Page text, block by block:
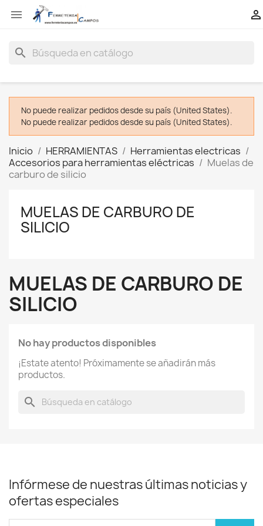
 
search
No puede realizar pedidos desde su país (United States).
No puede realizar pedidos desde su país (United States).
Inicio HERRAMIENTAS
Herramientas electricas
Accesorios para herramientas eléctricas
Muelas de
carburo de silicio
MUELAS DE CARBURO DE
SILICIO
MUELAS DE CARBURO DE
SILICIO
No hay productos disponibles
¡Estate atento! Próximamente se añadirán más
productos.
search
Infórmese de nuestras últimas noticias y
ofertas especiales